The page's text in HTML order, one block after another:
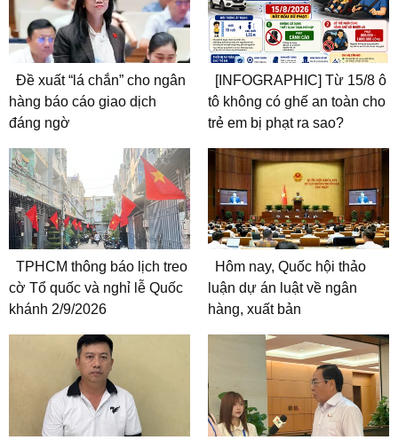
Đề xuất “lá chắn” cho ngân
hàng báo cáo giao dịch
đáng ngờ
[INFOGRAPHIC] Từ 15/8 ô
tô không có ghế an toàn cho
trẻ em bị phạt ra sao?
TPHCM thông báo lịch treo
cờ Tổ quốc và nghỉ lễ Quốc
khánh 2/9/2026
Hôm nay, Quốc hội thảo
luận dự án luật về ngân
hàng, xuất bản